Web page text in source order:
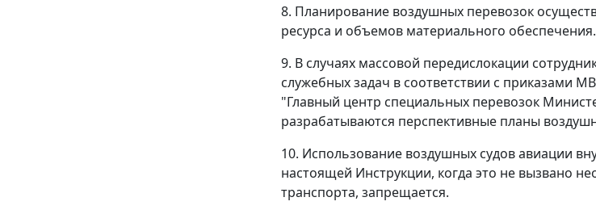
8. Планирование воздушных перевозок
ресурса и объемов материального обеспечения.
9. В случаях массовой передислокации
служебных задач в соответствии с приказами
"Главный центр специальных перевозок
разрабатываются перспективные планы
10. Использование воздушных судов авиации
настоящей Инструкции, когда это не вызвано
транспорта, запрещается.